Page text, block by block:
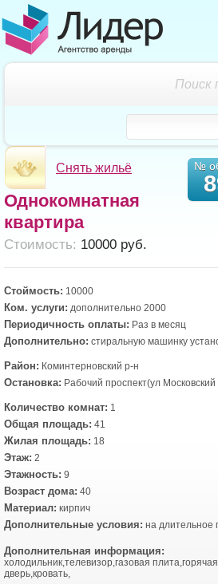
Поиск
Снять жильё №
Однокомнатная
квартира
Cтоимость: 10000 руб.
Стоймость: 10000
Ком. услуги: дополнительно 2000
Периодичность оплаты: Раз в месяц
Дополнительно: стиральную машинку
Район: Коминтерновский р-н
Остановка: Рабочий проспект(ул Московский
Количество комнат: 1
Общая площадь: 41
Жилая площадь: 18
Этаж: 2
Этажность: 9
Возраст дома: 40
Материал: кирпич
Дополнительные условия: на длительное
Дополнительная информация:
холодильник,телевизор,газовая
дверь,кровать,